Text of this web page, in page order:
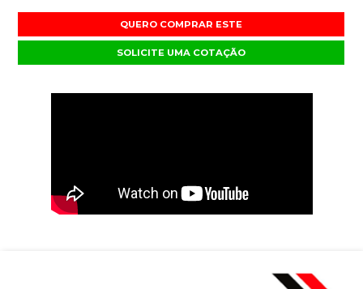
QUERO COMPRAR ESTE
SOLICITE UMA COTAÇÃO